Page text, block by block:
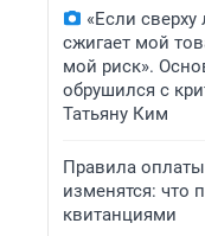
«Если сверху
сжигает мой
мой риск».
обрушился с
Татьяну Ким
Правила
изменятся: что
квитанциями